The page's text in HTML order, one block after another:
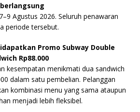
berlangsung
Agustus 2026. Seluruh penawaran
periode tersebut.
Promo Subway Double
Rp88.000
kesempatan menikmati dua sandwich
dalam satu pembelian. Pelanggan
kombinasi menu yang sama ataupun
menjadi lebih fleksibel.